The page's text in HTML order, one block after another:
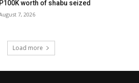
P100K worth of shabu seized
7, 2026
Load more